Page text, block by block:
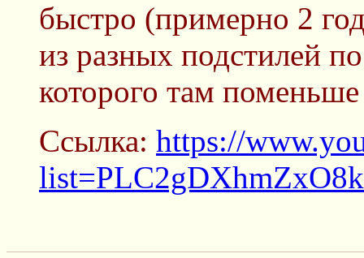
быстро (примерно 2
из разных подстилей
которого там
Ссылка: https://